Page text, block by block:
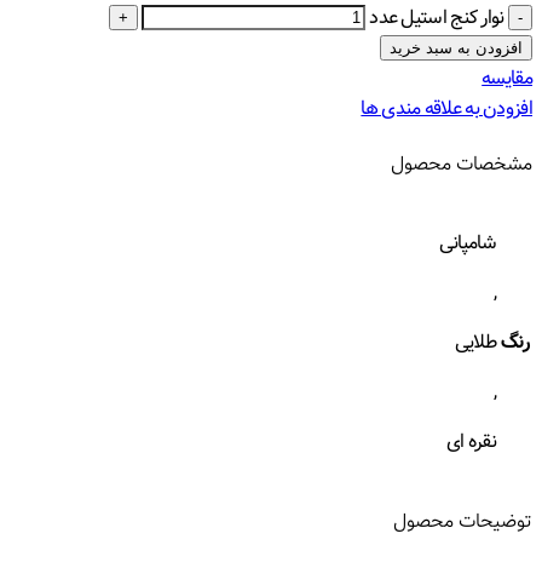
نوار کنج استیل عدد
افزودن به سبد خرید
مقایسه
افزودن به علاقه مندی ها
مشخصات محصول
رنگ
شامپانی
,
طلایی
,
نقره ای
توضیحات محصول